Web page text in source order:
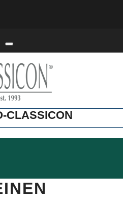
Toggle navigation
CLASSICON